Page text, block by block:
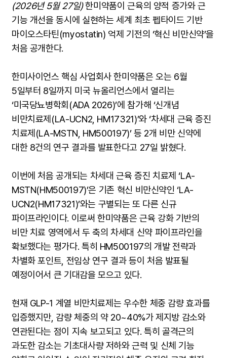
(2026년 5월 27일)한미약품이 근육의 양적 증가와 근
기능 개선을 동시에 실현하는 세계 최초 펩타이드 기반
마이오스타틴(myostatin) 억제 기전의 ‘혁신 비만신약’을
처음 공개한다.
한미사이언스 핵심 사업회사 한미약품은 오는 6월
5일부터 8일까지 미국 뉴올리언스에서 열리는
‘미국당뇨병학회(ADA 2026)’에 참가해 ‘신개념
비만치료제(LA-UCN2, HM17321)’와 ‘차세대 근육 증진
치료제(LA-MSTN, HM500197)’ 등 2개 비만 신약에
대한 8건의 연구 결과를 발표한다고 27일 밝혔다.
이번에 처음 공개되는 차세대 근육 증진 치료제 ‘LA-
MSTN(HM500197)’은 기존 혁신 비만신약인 ‘LA-
UCN2(HM17321)’와는 구별되는 또 다른 신규
파이프라인이다. 이로써 한미약품은 근육 강화 기반의
비만 치료 영역에서 두 축의 차세대 신약 파이프라인을
확보했다는 평가다. 특히 HM500197의 개발 전략과
차별화 포인트, 전임상 연구 결과 등이 처음 발표될
예정이어서 큰 기대감을 모으고 있다.
현재 GLP-1 계열 비만치료제는 우수한 체중 감량 효과를
입증했지만, 감량 체중의 약 20~40%가 제지방 감소와
연관된다는 점이 지속 보고되고 있다. 특히 골격근의
과도한 감소는 기초대사량 저하와 근력 및 신체 기능